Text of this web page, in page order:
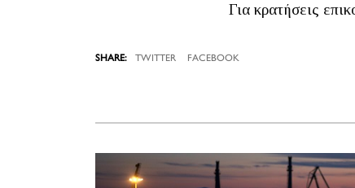
Για κρατήσεις
TWITTER FACEBOOK